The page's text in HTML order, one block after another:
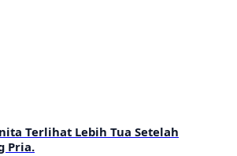
Terlihat Lebih Tua Setelah
Pria.